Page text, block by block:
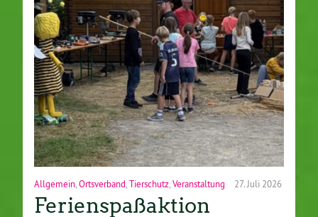
Allgemein Ortsverband Tierschutz Veranstaltung 27. Juli 2026
Ferienspaßaktion